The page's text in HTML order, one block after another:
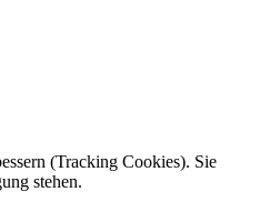
(Tracking Cookies). Sie
stehen.